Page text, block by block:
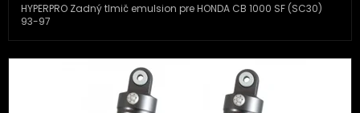
HYPERPRO Zadný tlmič emulsion pre HONDA CB 1000 SF (SC30)
93-97